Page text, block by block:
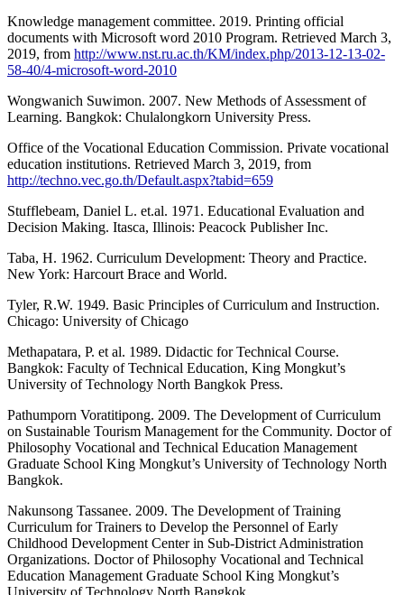
Knowledge management committee. 2019. Printing official
documents with Microsoft word 2010 Program. Retrieved March 3,
2019, from http://www.nst.ru.ac.th/KM/index.php/2013-12-13-02-
58-40/4-microsoft-word-2010
Wongwanich Suwimon. 2007. New Methods of Assessment of
Learning. Bangkok: Chulalongkorn University Press.
Office of the Vocational Education Commission. Private vocational
education institutions. Retrieved March 3, 2019, from
http://techno.vec.go.th/Default.aspx?tabid=659
Stufflebeam, Daniel L. et.al. 1971. Educational Evaluation and
Decision Making. Itasca, Illinois: Peacock Publisher Inc.
Taba, H. 1962. Curriculum Development: Theory and Practice.
New York: Harcourt Brace and World.
Tyler, R.W. 1949. Basic Principles of Curriculum and Instruction.
Chicago: University of Chicago
Methapatara, P. et al. 1989. Didactic for Technical Course.
Bangkok: Faculty of Technical Education, King Mongkut’s
University of Technology North Bangkok Press.
Pathumporn Voratitipong. 2009. The Development of Curriculum
on Sustainable Tourism Management for the Community. Doctor of
Philosophy Vocational and Technical Education Management
Graduate School King Mongkut’s University of Technology North
Bangkok.
Nakunsong Tassanee. 2009. The Development of Training
Curriculum for Trainers to Develop the Personnel of Early
Childhood Development Center in Sub-District Administration
Organizations. Doctor of Philosophy Vocational and Technical
Education Management Graduate School King Mongkut’s